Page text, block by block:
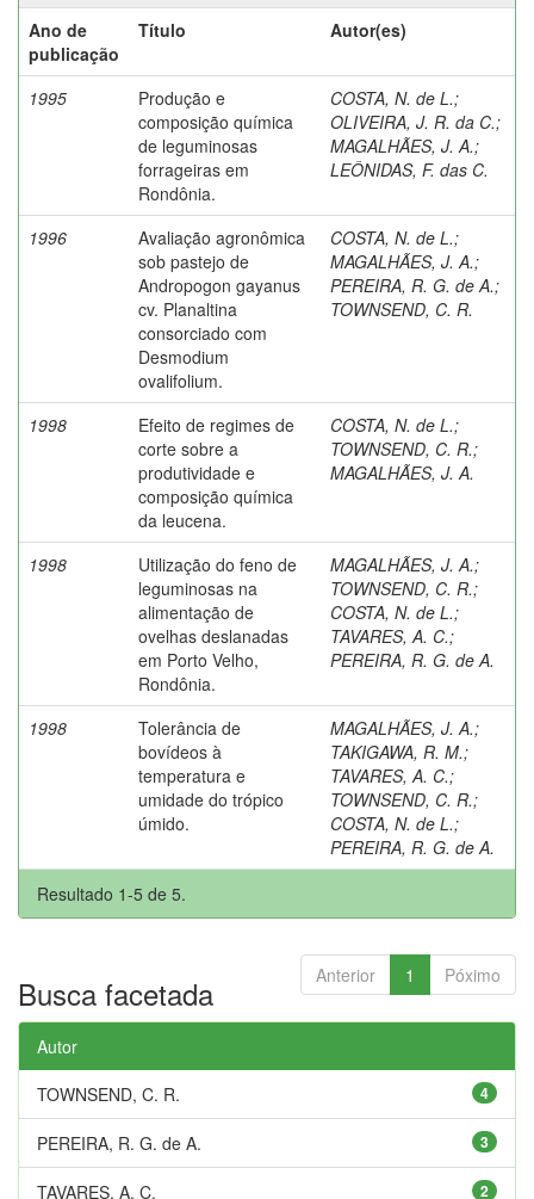
Ano de
publicação
Título Autor(es)
1995
Produção e
composição química
de leguminosas
forrageiras em
Rondônia.
COSTA, N. de L.;
OLIVEIRA, J. R. da C.;
MAGALHÃES, J. A.;
LEÔNIDAS, F. das C.
1996
Avaliação agronômica
sob pastejo de
Andropogon gayanus
cv. Planaltina
consorciado com
Desmodium
ovalifolium.
COSTA, N. de L.;
MAGALHÃES, J. A.;
PEREIRA, R. G. de A.;
TOWNSEND, C. R.
1998
Efeito de regimes de
corte sobre a
produtividade e
composição química
da leucena.
COSTA, N. de L.;
TOWNSEND, C. R.;
MAGALHÃES, J. A.
1998
Utilização do feno de
leguminosas na
alimentação de
ovelhas deslanadas
em Porto Velho,
Rondônia.
MAGALHÃES, J. A.;
TOWNSEND, C. R.;
COSTA, N. de L.;
TAVARES, A. C.;
PEREIRA, R. G. de A.
1998
Tolerância de
bovídeos à
temperatura e
umidade do trópico
úmido.
MAGALHÃES, J. A.;
TAKIGAWA, R. M.;
TAVARES, A. C.;
TOWNSEND, C. R.;
COSTA, N. de L.;
PEREIRA, R. G. de A.
Resultado 1-5 de 5.
Anterior 1 Póximo
Busca facetada
Autor
4
TOWNSEND, C. R.
3
PEREIRA, R. G. de A.
2
TAVARES, A. C.